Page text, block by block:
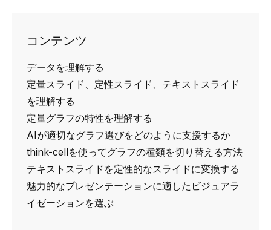
コンテンツ
データを理解する
定量スライド、定性スライド、テキストスライド
を理解する
定量グラフの特性を理解する
AIが適切なグラフ選びをどのように支援するか
think-cellを使ってグラフの種類を切り替える方法
テキストスライドを定性的なスライドに変換する
魅力的なプレゼンテーションに適したビジュアラ
イゼーションを選ぶ